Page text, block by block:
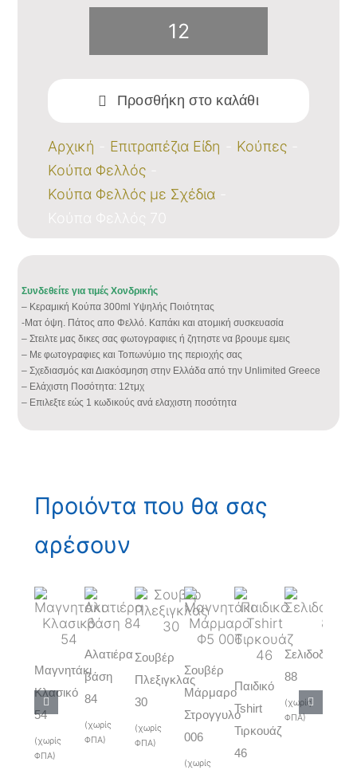
70
ποσότητα
Προσθήκη στο καλάθι
Αρχική Επιτραπέζια Είδη
Κούπες
Κούπα Φελλός
Κούπα Φελλός με Σχέδια
Συνδεθείτε για τιμές Χονδρικής
– Κεραμική Κούπα 300ml Υψηλής Ποιότητας
-Ματ όψη. Πάτος απο Φελλό. Καπάκι και ατομική συσκευασία
– Στειλτε μας δικες σας φωτογραφιες ή ζητηστε να βρουμε εμεις
– Με φωτογραφιες και Τοπωνύμιο της περιοχής σας
– Σχεδιασμός και Διακόσμηση στην Ελλάδα από την Unlimited Greece
– Ελάχιστη Ποσότητα: 12τμχ
– Επιλεξτε εώς 1 κωδικούς ανά ελαχιστη ποσότητα
Προιόντα που θα σας
αρέσουν
Μαγνητάκι
Κλασικό
54
(χωρίς
ΦΠΑ)
Αλατιέρα
βάση
84
(χωρίς
ΦΠΑ)
Σουβέρ
Πλεξιγκλας
30
(χωρίς
ΦΠΑ)
Σουβέρ
Μάρμαρο
Στρογγυλό
006
(χωρίς
Παιδικό
Tshirt
Τιρκουάζ
46
Σελιδοδείκτης
88
(χωρίς
ΦΠΑ)